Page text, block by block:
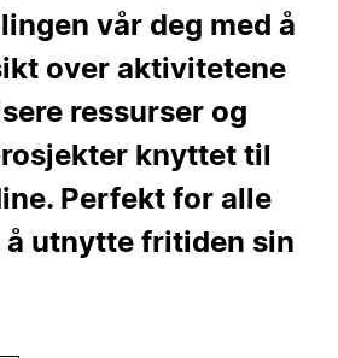
vår deg med å
over aktivitetene
ressurser og
knyttet til
Perfekt for alle
å utnytte fritiden sin